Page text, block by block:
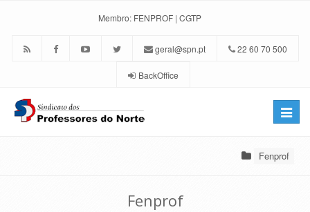
Membro: FENPROF | CGTP
geral@spn.pt 22 60 70 500
BackOffice
Toggle
Fenprof
Fenprof